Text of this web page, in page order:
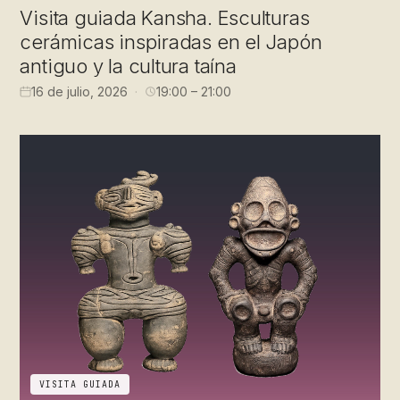
Visita guiada Kansha. Esculturas
cerámicas inspiradas en el Japón
antiguo y la cultura taína
16 de julio, 2026 19:00 – 21:00
VISITA GUIADA